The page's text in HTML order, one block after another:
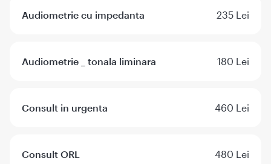
Audiometrie cu impedanta 235 Lei
Audiometrie _ tonala liminara 180 Lei
Consult in urgenta 460 Lei
Consult ORL 480 Lei